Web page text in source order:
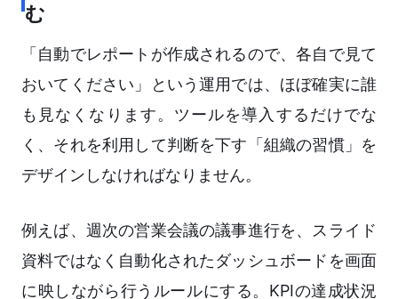
む
「自動でレポートが作成されるので、各自で見て
おいてください」という運用では、ほぼ確実に誰
も見なくなります。ツールを導入するだけでな
く、それを利用して判断を下す「組織の習慣」を
デザインしなければなりません。
例えば、週次の営業会議の議事進行を、スライド
資料ではなく自動化されたダッシュボードを画面
に映しながら行うルールにする。KPIの達成状況